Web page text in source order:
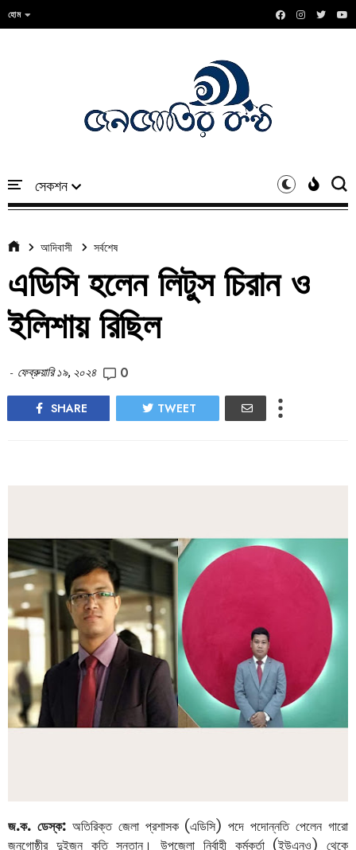
হোম
আদিবাসী সর্বশেষ
এডিসি হলেন লিটুস চিরান ও
ইলিশায় রিছিল
- ফেব্রুয়ারি ১৯, ২০২৪ 0
SHARE TWEET
জ.ক. ডেস্ক:অতিরিক্ত জেলা প্রশাসক (এডিসি) পদে পদোন্নতি পেলেন গারো
জনগোষ্ঠীর দুইজন কৃতি সন্তান। উপজেলা নির্বাহী কর্মকর্তা (ইউএনও) থেকে